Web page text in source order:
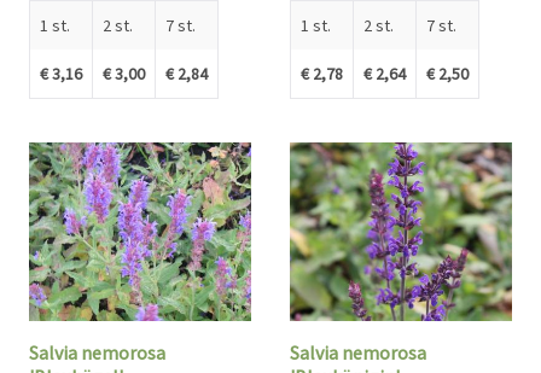
1 st.
€ 3,16
2 st.
€ 3,00
7 st.
€ 2,84
1 st.
€ 2,78
2 st.
€ 2,64
7 st.
€ 2,50
Salvia nemorosa
Salvia nemorosa